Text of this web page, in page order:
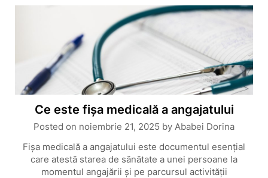
Ce este fișa medicală a angajatului
Posted on noiembrie 21, 2025 by Ababei Dorina
Fișa medicală a angajatului este documentul esențial
care atestă starea de sănătate a unei persoane la
momentul angajării și pe parcursul activității